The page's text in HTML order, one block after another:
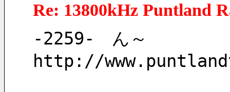
Re: 13800kHz Puntland
-2259-　ん～
http://